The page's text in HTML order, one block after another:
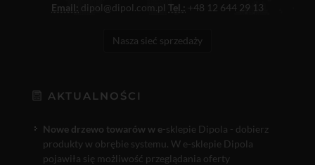
Email: dipol@dipol.com.pl Tel.: +48 12 644 29 13
Nasza sieć sprzedaży
AKTUALNOŚCI
Nowe drzewo towarów w e-sklepie Dipola - dobierz
produkty w obrębie systemu. W e-sklepie Dipola
pojawiła się możliwość przeglądania oferty